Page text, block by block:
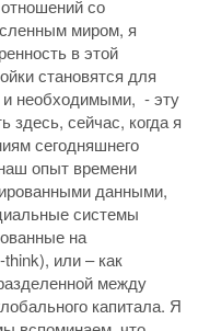
со
миром, я
в этой
становятся для
необходимыми, - эту
здесь, сейчас, когда я
сегодняшнего
опыт времени
данными,
системы
на
или – как
между
капитала. Я